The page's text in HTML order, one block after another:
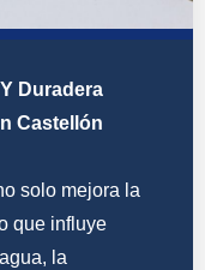
Duradera
Castellón
solo mejora la
que influye
la